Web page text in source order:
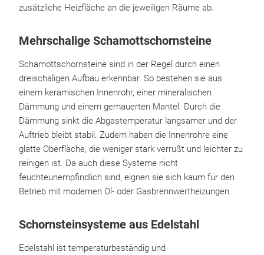
zusätzliche Heizfläche an die jeweiligen Räume ab.
Mehrschalige Schamottschornsteine
Schamottschornsteine sind in der Regel durch einen
dreischaligen Aufbau erkennbar. So bestehen sie aus
einem keramischen Innenrohr, einer mineralischen
Dämmung und einem gemauerten Mantel. Durch die
Dämmung sinkt die Abgastemperatur langsamer und der
Auftrieb bleibt stabil. Zudem haben die Innenrohre eine
glatte Oberfläche, die weniger stark verrußt und leichter zu
reinigen ist. Da auch diese Systeme nicht
feuchteunempfindlich sind, eignen sie sich kaum für den
Betrieb mit modernen Öl- oder Gasbrennwertheizungen.
Schornsteinsysteme aus Edelstahl
Edelstahl ist temperaturbeständig und